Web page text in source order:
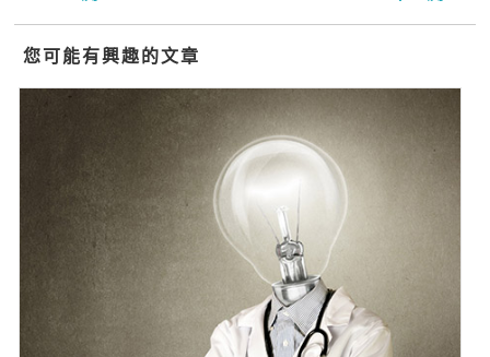
您可能有興趣的文章